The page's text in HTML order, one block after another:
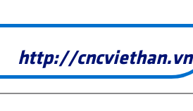
http://cncviethan.vn